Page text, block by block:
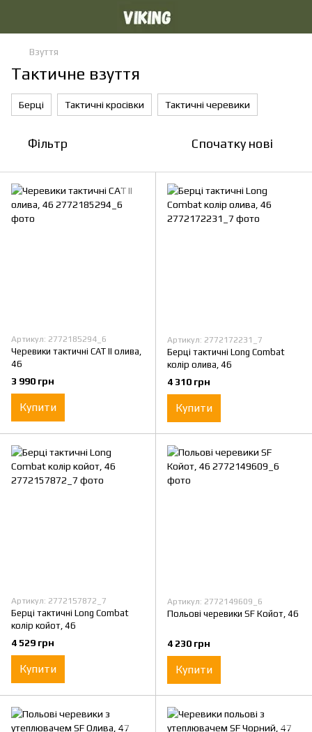
Взуття
Тактичне взуття
Берці Тактичні кросівки Тактичні черевики
Фільтр Спочатку нові
Артикул: 2772185294_6
Черевики тактичні CAT II олива,
46
3 990 грн
Купити
Артикул: 2772172231_7
Берці тактичні Long Combat
колір олива, 46
4 310 грн
Купити
Артикул: 2772157872_7
Берці тактичні Long Combat
колір койот, 46
4 529 грн
Купити
Артикул: 2772149609_6
Польові черевики SF Койот, 46
4 230 грн
Купити